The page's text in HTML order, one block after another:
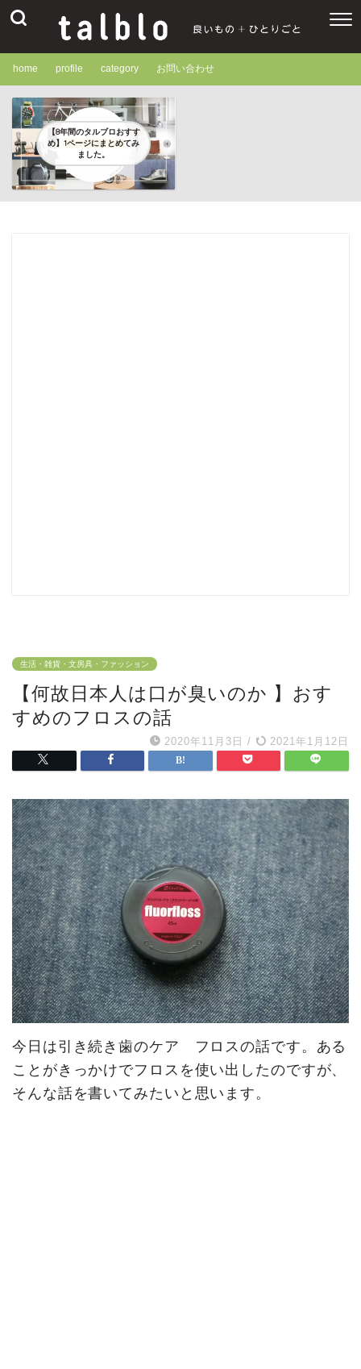
home profile category お問い合わせ
【8年間のタルブロおすす
め】1ページにまとめてみ
ました。
生活・雑貨・文房具・ファッション
【何故日本人は口が臭いのか 】おす
すめのフロスの話
2020年11月3日 / 2021年1月12日
今日は引き続き歯のケア フロスの話です。ある
ことがきっかけでフロスを使い出したのですが、
そんな話を書いてみたいと思います。